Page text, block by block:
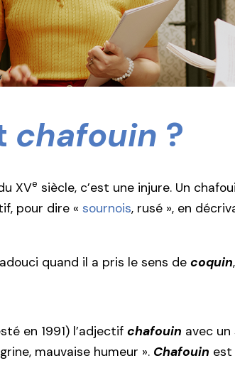
chafouin ?
XVe siècle, c’est une injure. Un
pour dire « sournois, rusé », en
quand il a pris le sens de coquin
en 1991) l’adjectif chafouin avec
mauvaise humeur ». Chafouin est